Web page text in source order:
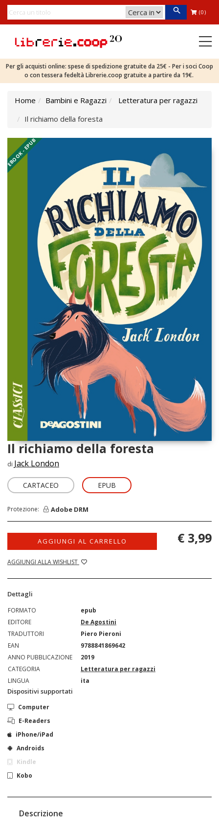
(0)
Per gli acquisti online: spese di spedizione gratuite da 25€ - Per i soci Coop
o con tessera fedeltà Librerie.coop gratuite a partire da 19€.
Home Bambini e Ragazzi
Letteratura per ragazzi
Il richiamo della foresta
EBOOK - EPUB
Il richiamo della foresta
di Jack London
CARTACEO EPUB
Protezione: Adobe DRM
AGGIUNGI AL CARRELLO
AGGIUNGI ALLA WISHLIST
€ 3,99
Dettagli
FORMATO
epub
EDITORE
De Agostini
TRADUTTORI
Piero Pieroni
EAN
9788841869642
ANNO PUBBLICAZIONE
2019
CATEGORIA
Letteratura per ragazzi
LINGUA
ita
Dispositivi supportati
Computer
E-Readers
iPhone/iPad
Androids
Kindle
Kobo
Descrizione